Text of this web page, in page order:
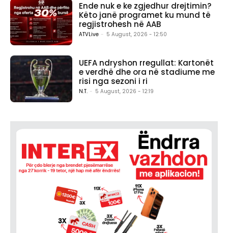
Ende nuk e ke zgjedhur drejtimin?
Këto janë programet ku mund të
regjistrohesh në AAB
ATVLive - 5 August, 2026 - 12:50
UEFA ndryshon rregullat: Kartonët
e verdhë dhe ora në stadiume me
risi nga sezoni i ri
N.T. - 5 August, 2026 - 12:19